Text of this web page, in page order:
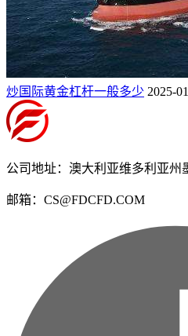
炒国际黄金杠杆一般多少 2025-
公司地址：澳大利亚维多利亚州
邮箱：CS@FDCFD.COM